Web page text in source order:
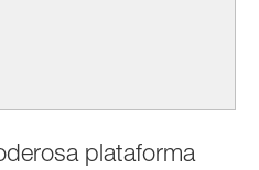
plataforma